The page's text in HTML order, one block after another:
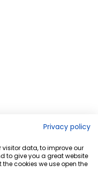
Privacy policy
data, to improve our
to give you a great website
cookies we use open the